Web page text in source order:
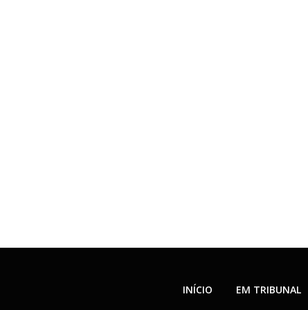
INÍCIO EM TRIBUNAL